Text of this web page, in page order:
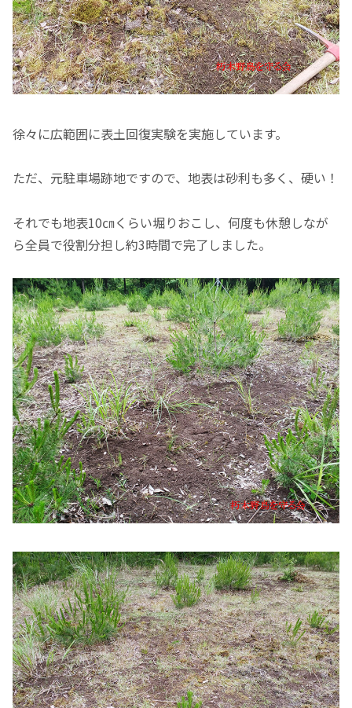
徐々に広範囲に表土回復実験を実施しています。
ただ、元駐車場跡地ですので、地表は砂利も多く、硬い！
それでも地表10㎝くらい堀りおこし、何度も休憩しなが
ら全員で役割分担し約3時間で完了しました。